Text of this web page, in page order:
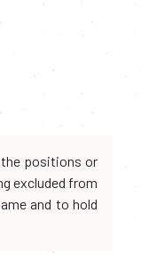
the positions or
excluded from
and to hold